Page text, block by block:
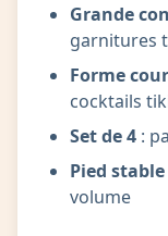
Grande
garnitures
Forme
cocktails
Set de 4 :
Pied stable
volume